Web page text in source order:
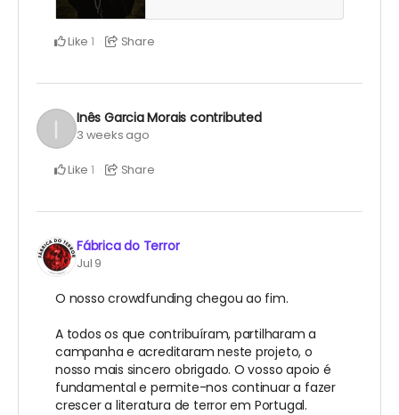
Like 1 Share
Inês Garcia Morais contributed
3 weeks ago
Like 1 Share
Fábrica do Terror
Jul 9
O nosso crowdfunding chegou ao fim.
A todos os que contribuíram, partilharam a
campanha e acreditaram neste projeto, o
nosso mais sincero obrigado. O vosso apoio é
fundamental e permite-nos continuar a fazer
crescer a literatura de terror em Portugal.